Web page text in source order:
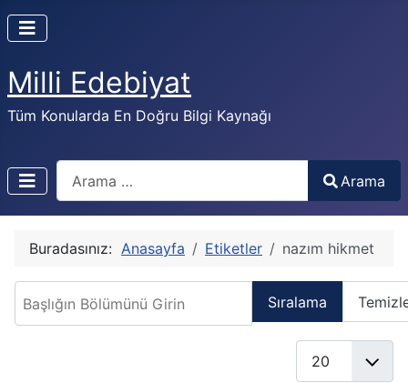
Milli Edebiyat
Tüm Konularda En Doğru Bilgi Kaynağı
Arama
Buradasınız: Anasayfa Etiketler nazım hikmet
Sıralama